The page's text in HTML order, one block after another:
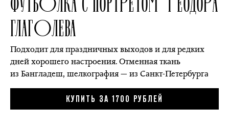
ГЛАГОЛЕВА
Подходит для праздничных выходов и для редких
дней хорошего настроения. Отменная ткань
из Бангладеш, шелкография — из Санкт-Петербурга
КУПИТЬ ЗА 1700 РУБЛЕЙ